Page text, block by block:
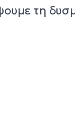
τη